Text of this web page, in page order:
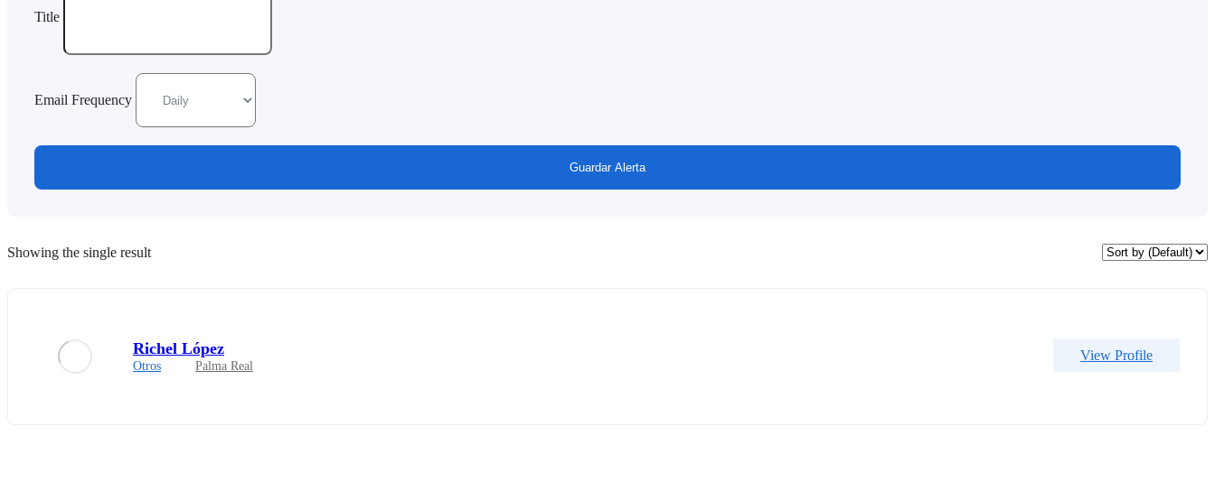
Title
Email Frequency
Guardar Alerta
Showing the single result
Richel López
Otros Palma Real
View Profile